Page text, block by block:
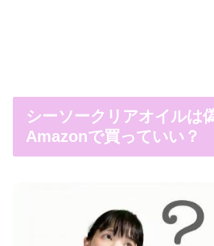
シーソークリアオイルは
Amazonで買っていい？